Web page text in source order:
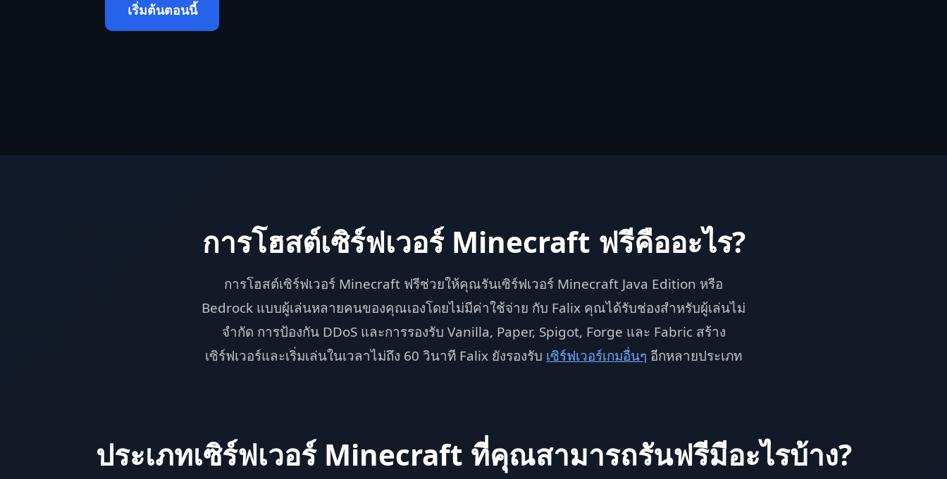
เริ่มต้นตอนนี้
การโฮสต์เซิร์ฟเวอร์ Minecraft ฟรีคืออะไร?
การโฮสต์เซิร์ฟเวอร์ Minecraft ฟรีช่วยให้คุณรันเซิร์ฟเวอร์ Minecraft Java Edition หรือ
Bedrock แบบผู้เล่นหลายคนของคุณเองโดยไม่มีค่าใช้จ่าย กับ Falix คุณได้รับช่องสำหรับผู้เล่นไม่
จำกัด การป้องกัน DDoS และการรองรับ Vanilla, Paper, Spigot, Forge และ Fabric สร้าง
เซิร์ฟเวอร์และเริ่มเล่นในเวลาไม่ถึง 60 วินาที Falix ยังรองรับ เซิร์ฟเวอร์เกมอื่นๆ อีกหลายประเภท
ประเภทเซิร์ฟเวอร์ Minecraft ที่คุณสามารถรันฟรีมีอะไรบ้าง?